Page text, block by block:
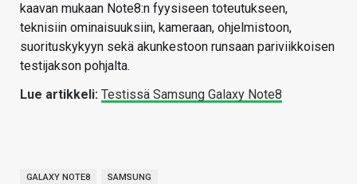
kaavan mukaan Note8:n fyysiseen toteutukseen,
teknisiin ominaisuuksiin, kameraan, ohjelmistoon,
suorituskykyyn sekä akunkestoon runsaan pariviikkoisen
testijakson pohjalta.
Lue artikkeli: Testissä Samsung Galaxy Note8
GALAXY NOTE8 SAMSUNG